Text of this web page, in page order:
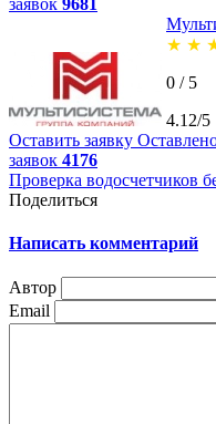
★ ★
0 / 5
4.12/5
Оставить заявку
заявок 4176
Проверка водосчетчиков
Поделиться
Написать комментарий
Автор
Email